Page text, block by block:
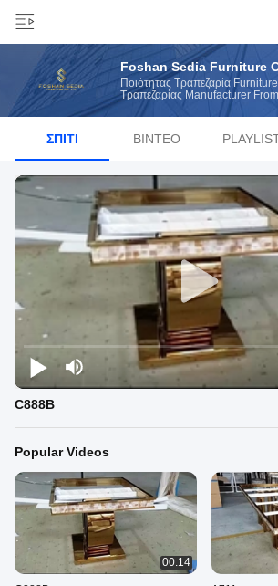
Foshan Sedia Furniture
Ποιότητας Τραπεζαρία
Τραπεζαρίας Manufacturer
ΣΠΊΤΙ ΒΊΝΤΕΟ
C888B
Popular Videos
00:14